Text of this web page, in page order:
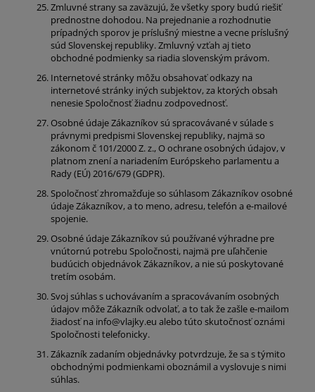
Zmluvné strany sa zaväzujú, že všetky spory budú riešiť
prednostne dohodou. Na prejednanie a rozhodnutie
prípadných sporov je príslušný miestne a vecne príslušný
súd Slovenskej republiky. Zmluvný vzťah aj tieto
obchodné podmienky sa riadia slovenským právom.
Internetové stránky môžu obsahovať odkazy na
internetové stránky iných subjektov, za ktorých obsah
nenesie Spoločnosť žiadnu zodpovednosť.
Osobné údaje Zákazníkov sú spracovávané v súlade s
právnymi predpismi Slovenskej republiky, najmä so
zákonom č 101/2000 Z. z., O ochrane osobných údajov, v
platnom znení a nariadením Európskeho parlamentu a
Rady (EÚ) 2016/679 (GDPR).
Spoločnosť zhromažďuje so súhlasom Zákazníkov osobné
údaje Zákazníkov, a to meno, adresu, telefón a e-mailové
spojenie.
Osobné údaje Zákazníkov sú používané výhradne pre
vnútornú potrebu Spoločnosti, najmä pre uľahčenie
budúcich objednávok Zákazníkov, a nie sú poskytované
tretím osobám.
Svoj súhlas s uchovávaním a spracovávaním osobných
údajov môže Zákazník odvolať, a to tak že zašle e-mailom
žiadosť na info@vlajky.eu alebo túto skutočnosť oznámi
Spoločnosti telefonicky.
Zákazník zadaním objednávky potvrdzuje, že sa s týmito
obchodnými podmienkami oboznámil a vyslovuje s nimi
súhlas.